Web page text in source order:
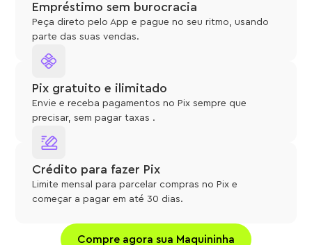
Empréstimo sem burocracia
Peça direto pelo App e pague no seu ritmo, usando
parte das suas vendas.
Pix gratuito e ilimitado
Envie e receba pagamentos no Pix sempre que
precisar, sem pagar taxas .
Crédito para fazer Pix
Limite mensal para parcelar compras no Pix e
começar a pagar em até 30 dias.
Compre agora sua Maquininha